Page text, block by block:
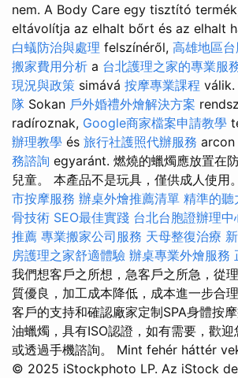
nem. A Body Care egy tisztító
eltávolítja az elhalt bőrt és az elhalt
白蟻防治與處理 felszínéről, 高雄地區
搬家費用分析 a 台北護理之家的專業服
現況與政策 simává 按摩專業課程 válik.
隊 Sokan 戶外婚禮外燴解決方案
radíroznak, Google商家檔案申請教學
辦理教學 és 旅行社護照代辦服務 arcon
務諮詢 egyaránt. 燃燒的蠟燭應放置在
兒童。 本產品不是玩具，僅供成人使用
市按摩服務 辦桌外燴推薦清單 精準的聽
骨技術 SEO最佳實踐 台北台胞證辦理中
推薦 專業搬家公司服務 天母整復治療
房護理之家舒適體驗 辦桌專業外燴服務
我們想客戶之所想，急客戶之所急，從
質優良，加工成本降低，成本進一步合
客戶的支持和確認廠家定制SPA身體按
油蠟燭，具有ISO認證，如有需要，歡
或透過手機諮詢。 Mint fehér háttér
© 2025 iStockphoto LP. Az iStock